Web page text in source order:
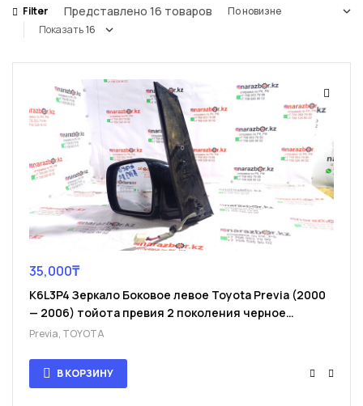
Filter Представлено 16 товаров
Показать
35,000₸
K6L3P4 Зеркало Боковое левое Toyota Previa (2000
— 2006) тойота превия 2 поколения черное
E4012142.
Previa, TOYOTA
В КОРЗИНУ